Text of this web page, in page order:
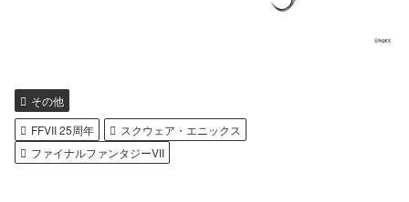
その他
FFVII 25周年
スクウェア・エニックス
ファイナルファンタジーVII